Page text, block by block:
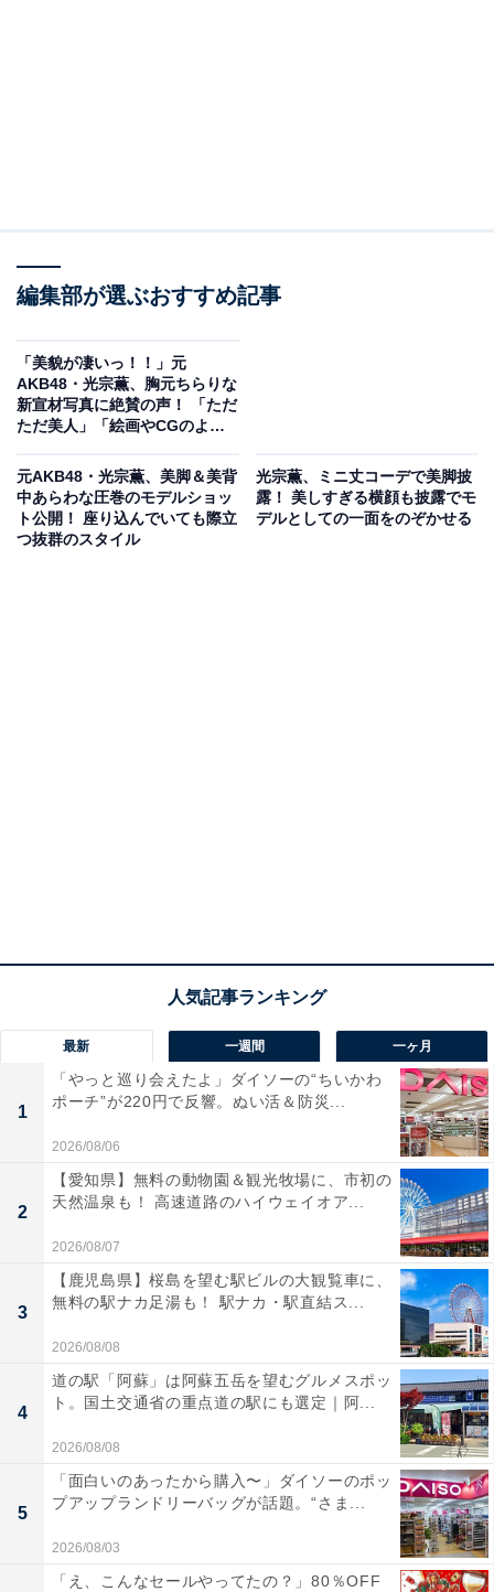
編集部が選ぶおすすめ記事
「美貌が凄いっ！！」元
AKB48・光宗薫、胸元ちらりな
新宣材写真に絶賛の声！ 「ただ
ただ美人」「絵画やCGのよ
元AKB48・光宗薫、美脚＆美背
中あらわな圧巻のモデルショッ
ト公開！ 座り込んでいても際立
つ抜群のスタイル
光宗薫、ミニ丈コーデで美脚披
露！ 美しすぎる横顔も披露でモ
デルとしての一面をのぞかせる
最新 一週間 一ヶ月
1
「やっと巡り会えたよ」ダイソーの“ちいかわ
ポーチ”が220円で反響。ぬい活＆防災...
2026/08/06
2
【愛知県】無料の動物園＆観光牧場に、市初の
天然温泉も！ 高速道路のハイウェイオア...
2026/08/07
3
【鹿児島県】桜島を望む駅ビルの大観覧車に、
無料の駅ナカ足湯も！ 駅ナカ・駅直結ス...
2026/08/08
4
道の駅「阿蘇」は阿蘇五岳を望むグルメスポッ
ト。国土交通省の重点道の駅にも選定｜阿...
2026/08/08
5
「面白いのあったから購入〜」ダイソーのポッ
プアップランドリーバッグが話題。“さま...
2026/08/03
「え、こんなセールやってたの？」80％OFF